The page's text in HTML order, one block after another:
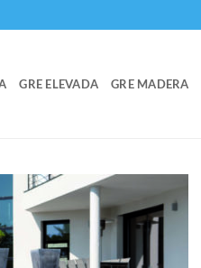
GRE ELEVADA GRE MADERA